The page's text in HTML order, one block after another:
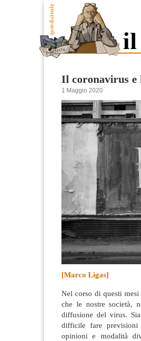
Il coronavirus e
1 Maggio 2020
[Marco Ligas]
Nel corso di questi
che le nostre società,
diffusione del virus.
difficile fare previsioni
opinioni e modalità